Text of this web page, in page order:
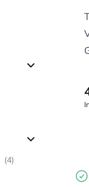
(4)